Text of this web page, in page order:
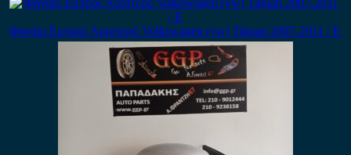
Φανάρι Εμπρός Αριστερό Volkswagen (vw) Tiguan 2007-2011 / Ε